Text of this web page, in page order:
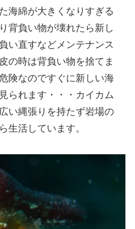
海綿が大きくなりすぎる
背負い物が壊れたら新し
い直すなどメンテナンス
の時は背負い物を捨てま
険なのですぐに新しい海
られます・・・カイカム
い縄張りを持たず岩場の
生活しています。